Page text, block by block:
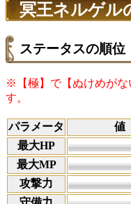
冥王ネルゲル
ステータスの順位
※【極】で【ぬけめがな
す。
パラメータ 値
最大HP
最大MP
攻撃力